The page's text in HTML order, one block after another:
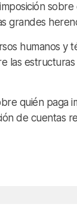
grandes
humanos y
estructuras
quién paga
de cuentas